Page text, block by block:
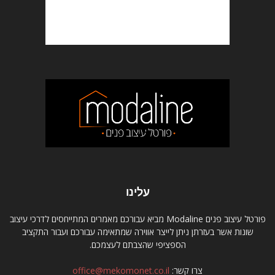
עלינו
פורטל עיצוב פנים Modaline מביא עבורכם מאמרים המתייחסים לדרכי עיצוב
שונות אשר בעזרתן ניתן לייצר אווירה שמתאימה עבורכם ועבור התקציב
הספציפי שהצבתם לעצמכם.
צרו קשר: office@mekomonet.co.il